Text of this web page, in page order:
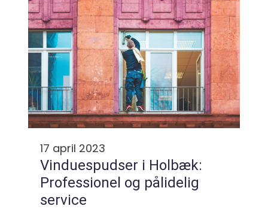
17 april 2023
Vinduespudser i Holbæk:
Professionel og pålidelig
service